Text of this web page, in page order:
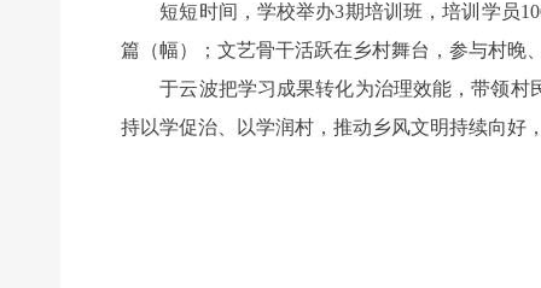
短短时间，学校举办3期培训班，培训学员
篇（幅）；文艺骨干活跃在乡村舞台，参与村晚
于云波把学习成果转化为治理效能，带领村
持以学促治、以学润村，推动乡风文明持续向好